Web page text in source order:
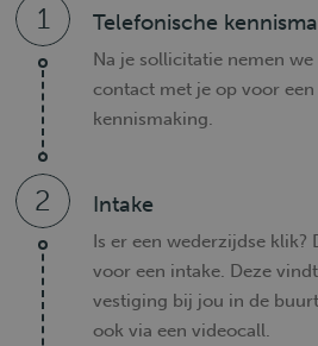
1 Telefonische
Na je sollicitatie nemen
contact met je op voor
kennismaking.
2 Intake
Is er een wederzijdse klik?
voor een intake. Deze
vestiging bij jou in de
ook via een videocall.